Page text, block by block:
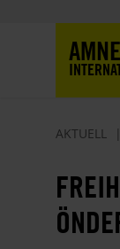
AKTUELL